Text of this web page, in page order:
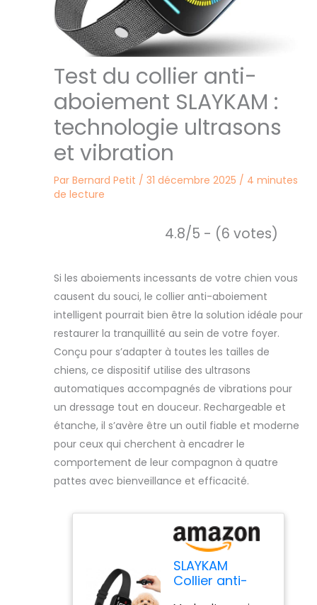
Test du collier anti-
aboiement SLAYKAM :
technologie ultrasons
et vibration
Par Bernard Petit / 31 décembre 2025 / 4 minutes
de lecture
4.8/5 - (6 votes)
Si les aboiements incessants de votre chien vous
causent du souci, le collier anti-aboiement
intelligent pourrait bien être la solution idéale pour
restaurer la tranquillité au sein de votre foyer.
Conçu pour s’adapter à toutes les tailles de
chiens, ce dispositif utilise des ultrasons
automatiques accompagnés de vibrations pour
un dressage tout en douceur. Rechargeable et
étanche, il s’avère être un outil fiable et moderne
pour ceux qui cherchent à encadrer le
comportement de leur compagnon à quatre
pattes avec bienveillance et efficacité.
SLAYKAM
Collier anti-